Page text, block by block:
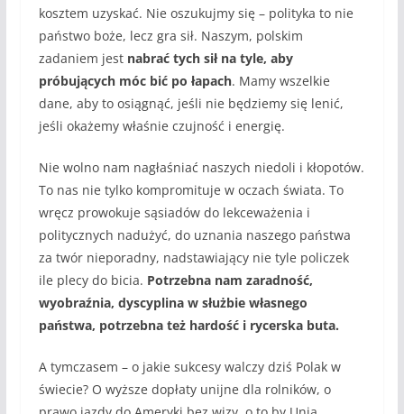
kosztem uzyskać. Nie oszukujmy się – polityka to nie
państwo boże, lecz gra sił. Naszym, polskim
zadaniem jest nabrać tych sił na tyle, aby
próbujących móc bić po łapach. Mamy wszelkie
dane, aby to osiągnąć, jeśli nie będziemy się lenić,
jeśli okażemy właśnie czujność i energię.
Nie wolno nam nagłaśniać naszych niedoli i kłopotów.
To nas nie tylko kompromituje w oczach świata. To
wręcz prowokuje sąsiadów do lekceważenia i
politycznych nadużyć, do uznania naszego państwa
za twór nieporadny, nadstawiający nie tyle policzek
ile plecy do bicia. Potrzebna nam zaradność,
wyobraźnia, dyscyplina w służbie własnego
państwa, potrzebna też hardość i rycerska buta.
A tymczasem – o jakie sukcesy walczy dziś Polak w
świecie? O wyższe dopłaty unijne dla rolników, o